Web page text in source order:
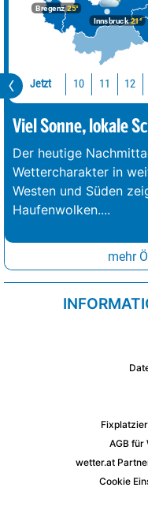
Bregenz25°
Innsbruck21°
Jetzt 10 11 12
Viel Sonne, lokale
Der heutige
Wettercharakter in
Westen und Süden
Haufenwolken....
mehr
AGB für
wetter.at
Cookie